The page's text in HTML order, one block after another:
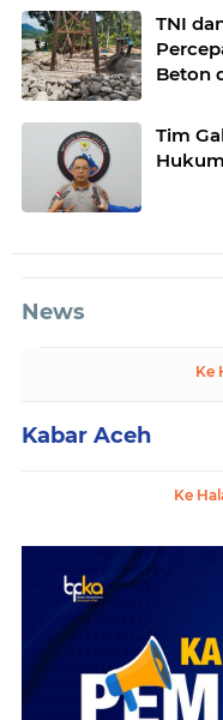
TNI
Beton
Tim
News
Ke
Kabar Aceh
Ke